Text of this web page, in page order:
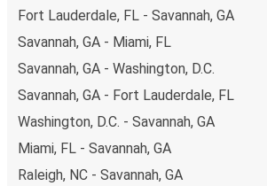
Fort Lauderdale, FL - Savannah, GA
Savannah, GA - Miami, FL
Savannah, GA - Washington, D.C.
Savannah, GA - Fort Lauderdale, FL
Washington, D.C. - Savannah, GA
Miami, FL - Savannah, GA
Raleigh, NC - Savannah, GA